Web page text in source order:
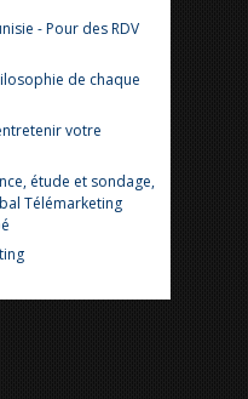
- Pour des RDV
de chaque
votre
étude et sondage,
Télémarketing